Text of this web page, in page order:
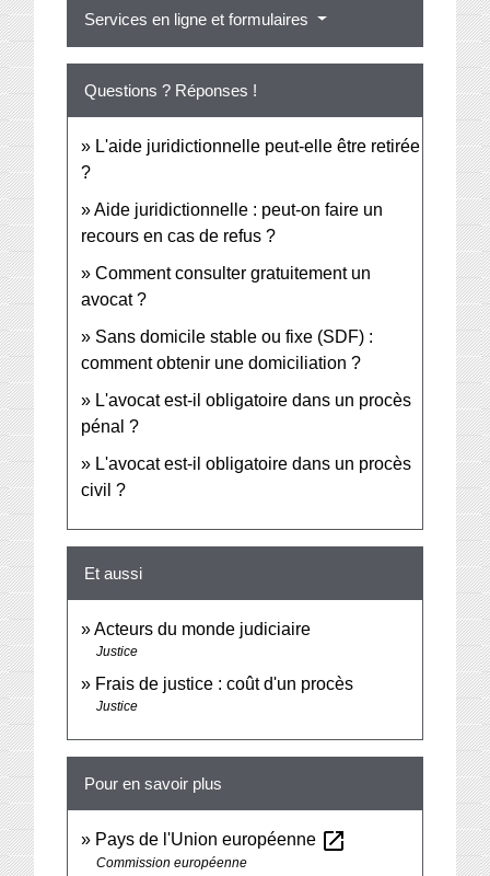
Services en ligne et formulaires
Questions ? Réponses !
L'aide juridictionnelle peut-elle être retirée
?
Aide juridictionnelle : peut-on faire un
recours en cas de refus ?
Comment consulter gratuitement un
avocat ?
Sans domicile stable ou fixe (SDF) :
comment obtenir une domiciliation ?
L'avocat est-il obligatoire dans un procès
pénal ?
L'avocat est-il obligatoire dans un procès
civil ?
Et aussi
Acteurs du monde judiciaire
Justice
Frais de justice : coût d'un procès
Justice
Pour en savoir plus
Pays de l'Union européenne open_in_new
Commission européenne